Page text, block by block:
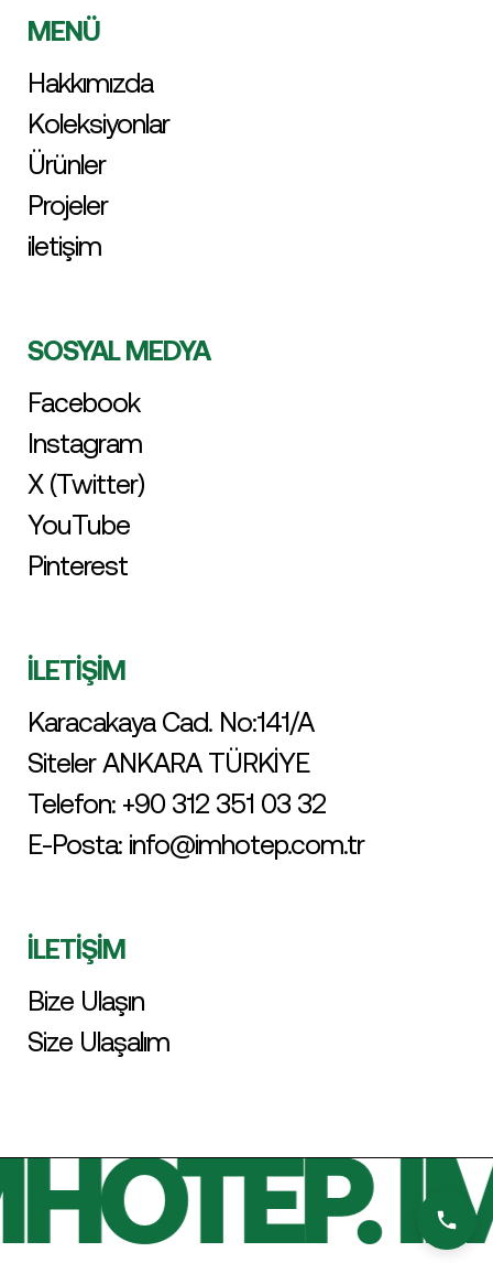
MENÜ
Hakkımızda
Koleksiyonlar
Ürünler
Projeler
iletişim
SOSYAL MEDYA
Facebook
Instagram
X (Twitter)
YouTube
Pinterest
İLETİŞİM
Karacakaya Cad. No:141/A
Siteler ANKARA TÜRKİYE
Telefon: +90 312 351 03 32
E-Posta: info@imhotep.com.tr
İLETİŞİM
Bize Ulaşın
Size Ulaşalım